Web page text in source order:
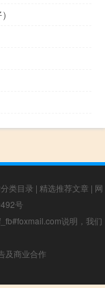
类目录 | 精选推荐文章 | 网
号
说明，我们
及商业合作